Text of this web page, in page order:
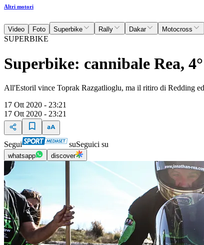
Altri motori
Video Foto Superbike Rally Dakar Motocross
SUPERBIKE
Superbike: cannibale Rea,
All'Estoril vince Toprak Razgatlioglu, ma il ritiro di Redding
17 Ott 2020 - 23:21
17 Ott 2020 - 23:21
Segui suSeguici su
whatsapp discover